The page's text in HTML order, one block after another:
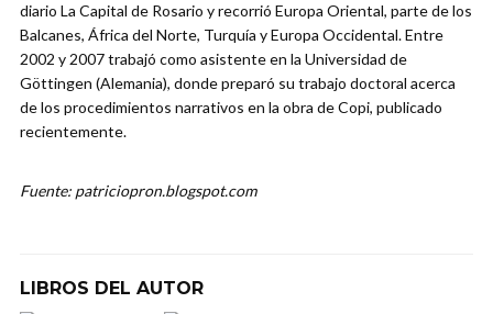
diario La Capital de Rosario y recorrió Europa Oriental, parte de los
Balcanes, África del Norte, Turquía y Europa Occidental. Entre
2002 y 2007 trabajó como asistente en la Universidad de
Göttingen (Alemania), donde preparó su trabajo doctoral acerca
de los procedimientos narrativos en la obra de Copi, publicado
recientemente.
Fuente: patriciopron.blogspot.com
LIBROS DEL AUTOR